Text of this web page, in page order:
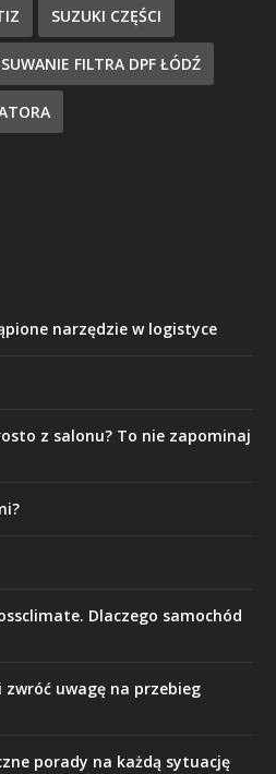
SUZUKI CZĘŚCI
FILTRA DPF ŁÓDŹ
narzędzie w logistyce
z salonu? To nie zapominaj
Dlaczego samochód
zwróć uwagę na przebieg
porady na każdą sytuację